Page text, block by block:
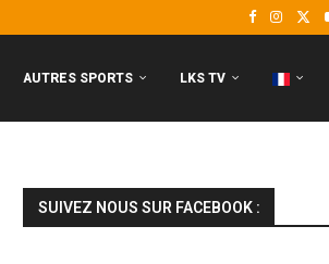
AUTRES SPORTS LKS TV
SUIVEZ NOUS SUR FACEBOOK :